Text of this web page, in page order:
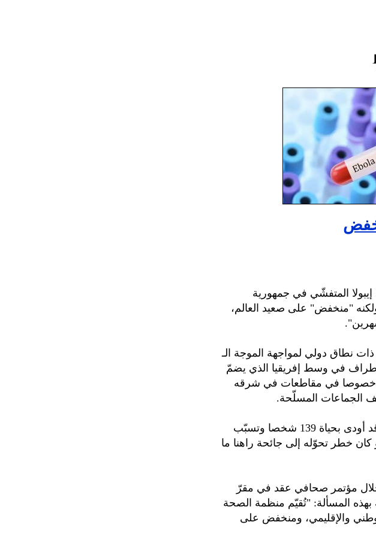
المتفشّي في جمهورية
"منخفض" على صعيد العالم،
نطاق دولي لمواجهة الموجة الـ
في وسط إفريقيا الذي يضمّ
خصوصا في مقاطعات في شرقه
الجماعات المسلّحة.
وقدّرت منظمة الصحة العالمية أن يكون المرض قد أودى بحياة 139 شخصا وتسبّب
لو كان خطر تحوّله إلى جائحة راهنا ما
خلال مؤتمر صحافي عقد في مقرّ
بهذه المسألة: "تُقيّم منظمة الصحة
والإقليمي، ومنخفض على